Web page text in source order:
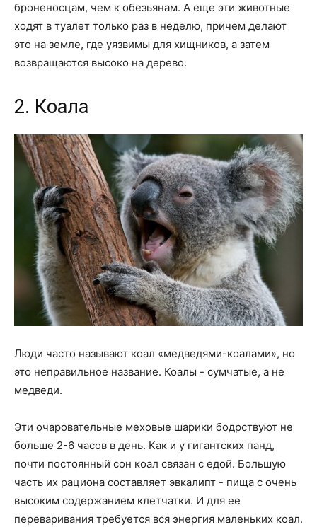
броненосцам, чем к обезьянам. А еще эти животные
ходят в туалет только раз в неделю, причем делают
это на земле, где уязвимы для хищников, а затем
возвращаются высоко на дерево.
2. Коала
Люди часто называют коал «медведями-коалами», но
это неправильное название. Коалы - сумчатые, а не
медведи.
Эти очаровательные меховые шарики бодрствуют не
больше 2-6 часов в день. Как и у гигантских панд,
почти постоянный сон коал связан с едой. Большую
часть их рациона составляет эвкалипт - пища с очень
высоким содержанием клетчатки. И для ее
переваривания требуется вся энергия маленьких коал.